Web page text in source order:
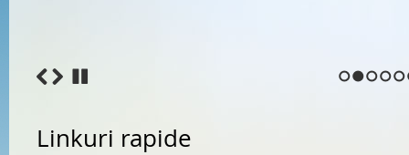
Linkuri rapide